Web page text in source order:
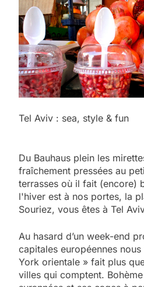
Tel Aviv : sea, style & fun
Du Bauhaus plein les
fraîchement pressées au
terrasses où il fait (encore)
l'hiver est à nos portes, la
Souriez, vous êtes à Tel
Au hasard d’un week-end
capitales européennes
York orientale » fait plus
villes qui comptent.